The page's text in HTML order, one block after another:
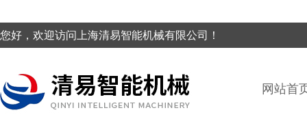
您好，欢迎访问上海清易智能机械有限公司！
网站首